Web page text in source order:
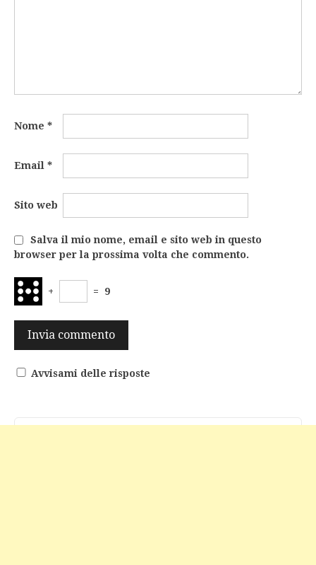
Nome *
Email *
Sito web
Salva il mio nome, email e sito web in questo
browser per la prossima volta che commento.
+ = 9
Avvisami delle risposte